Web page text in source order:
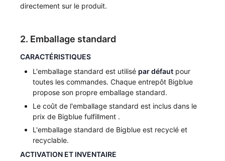
directement sur le produit.
2. Emballage standard
CARACTÉRISTIQUES
L'emballage standard est utilisé par défaut pour
toutes les commandes. Chaque entrepôt Bigblue
propose son propre emballage standard.
Le coût de l'emballage standard est inclus dans le
prix de Bigblue fulfillment .
L'emballage standard de Bigblue est recyclé et
recyclable.
ACTIVATION ET INVENTAIRE